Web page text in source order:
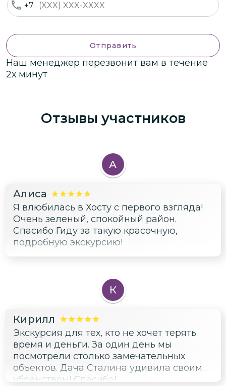
+7
Отправить
Наш менеджер перезвонит вам в течение
2х минут
Отзывы участников
А
Алиса
Я влюбилась в Хосту с первого взгляда!
Очень зеленый, спокойный район.
Спасибо Гиду за такую красочную,
подробную экскурсию!
К
Кирилл
Экскурсия для тех, кто не хочет терять
время и деньги. За один день мы
посмотрели столько замечательных
объектов. Дача Сталина удивила своим
убранством! Спасибо!